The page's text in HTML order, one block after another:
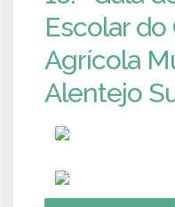
Escolar
Agrícola
Alentejo